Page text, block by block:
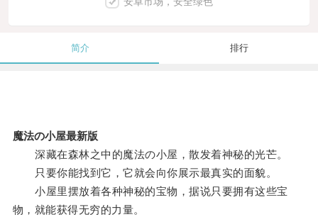
简介 排行
魔法の小屋最新版
深藏在森林之中的魔法の小屋，散发着神秘的光芒。
只要你能找到它，它就会向你展示最真实的面貌。
小屋里摆放着各种神秘的宝物，据说只要拥有这些宝
物，就能获得无穷的力量。